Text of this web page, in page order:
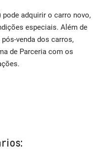
pode adquirir o carro novo,
especiais. Além de
venda dos carros,
de Parceria com os